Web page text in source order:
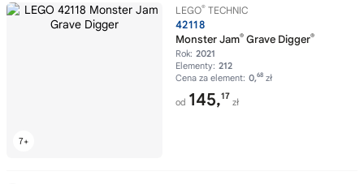
LEGO® TECHNIC
42118
Monster Jam® Grave Digger®
Rok: 2021
Elementy: 212
Cena za element: 0,68 zł
od 145,17
zł